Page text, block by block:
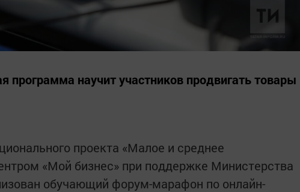
программа научит участников продвигать товары
проекта «Малое и среднее
«Мой бизнес» при поддержке Министерства
обучающий форум-марафон по онлайн-